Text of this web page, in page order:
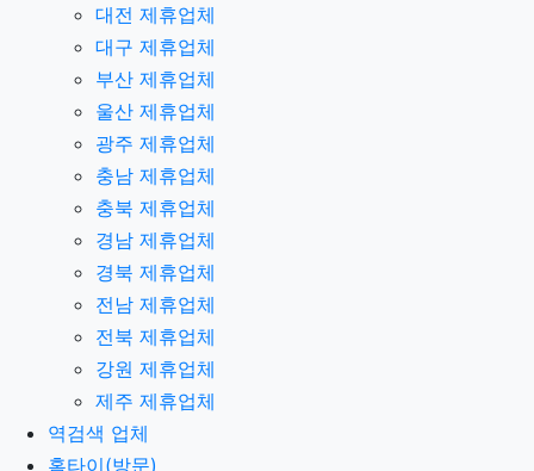
대전 제휴업체
대구 제휴업체
부산 제휴업체
울산 제휴업체
광주 제휴업체
충남 제휴업체
충북 제휴업체
경남 제휴업체
경북 제휴업체
전남 제휴업체
전북 제휴업체
강원 제휴업체
제주 제휴업체
역검색 업체
홈타이(방문)